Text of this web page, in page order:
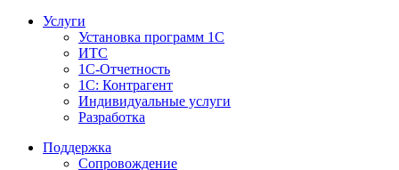
Услуги
Установка программ 1С
ИТС
1С-Отчетность
1С: Контрагент
Индивидуальные услуги
Разработка
Поддержка
Сопровождение